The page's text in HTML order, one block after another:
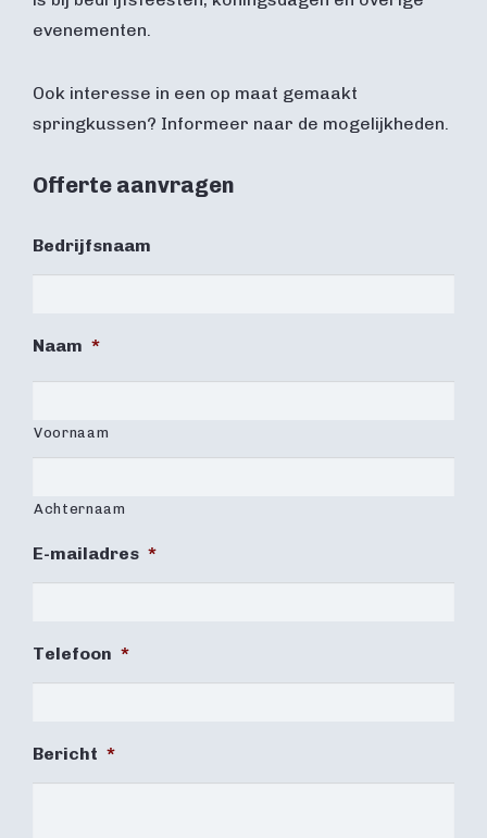
evenementen.
Ook interesse in een op maat gemaakt
springkussen? Informeer naar de mogelijkheden.
Offerte aanvragen
Bedrijfsnaam
Naam *
Voornaam
Achternaam
E-mailadres *
Telefoon *
Bericht *